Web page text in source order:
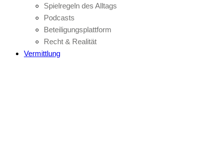
Spielregeln des Alltags
Podcasts
Beteiligungsplattform
Recht & Realität
Vermittlung